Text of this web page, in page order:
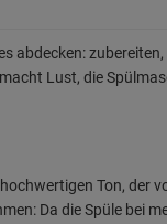
abdecken:
Lust, die
Ton,
Da die Spüle bei